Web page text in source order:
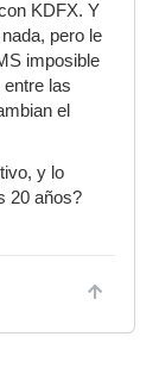
KDFX. Y
pero le
imposible
las
el
y lo
20 años?